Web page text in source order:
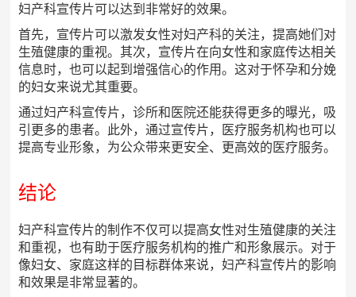
妇产科宣传片可以达到非常好的效果。
首先，宣传片可以激发女性对妇产科的关注，提高她们对
生殖健康的重视。其次，宣传片在向女性和家庭传达相关
信息时，也可以起到增强信心的作用。这对于怀孕和分娩
的妇女来说尤其重要。
通过妇产科宣传片，诊所和医院还能获得更多的曝光，吸
引更多的患者。此外，通过宣传片，医疗服务机构也可以
提高专业形象，为公众带来更安全、更高效的医疗服务。
结论
妇产科宣传片的制作不仅可以提高女性对生殖健康的关注
和重视，也有助于医疗服务机构的推广和形象展示。对于
像妇女、家庭这样的目标群体来说，妇产科宣传片的影响
和效果是非常显著的。